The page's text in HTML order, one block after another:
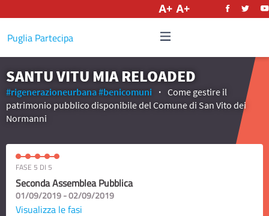
Puglia Partecipa
SANTU VITU MIA RELOADED
#rigenerazioneurbana#benicomuni
Come gestire il
patrimonio pubblico disponibile del Comune di San Vito dei
Normanni
FASE 5 DI 5
Seconda Assemblea Pubblica
01/09/2019 - 02/09/2019
Visualizza le fasi